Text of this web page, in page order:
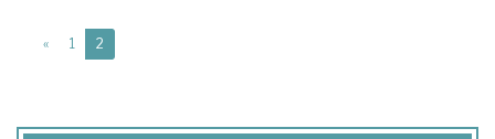
« 1 2